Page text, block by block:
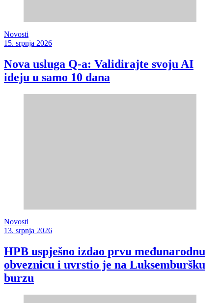
Novosti
15. srpnja 2026
Nova usluga Q-a: Validirajte svoju AI
ideju u samo 10 dana
Novosti
13. srpnja 2026
HPB uspješno izdao prvu međunarodnu
obveznicu i uvrstio je na Luksemburšku
burzu